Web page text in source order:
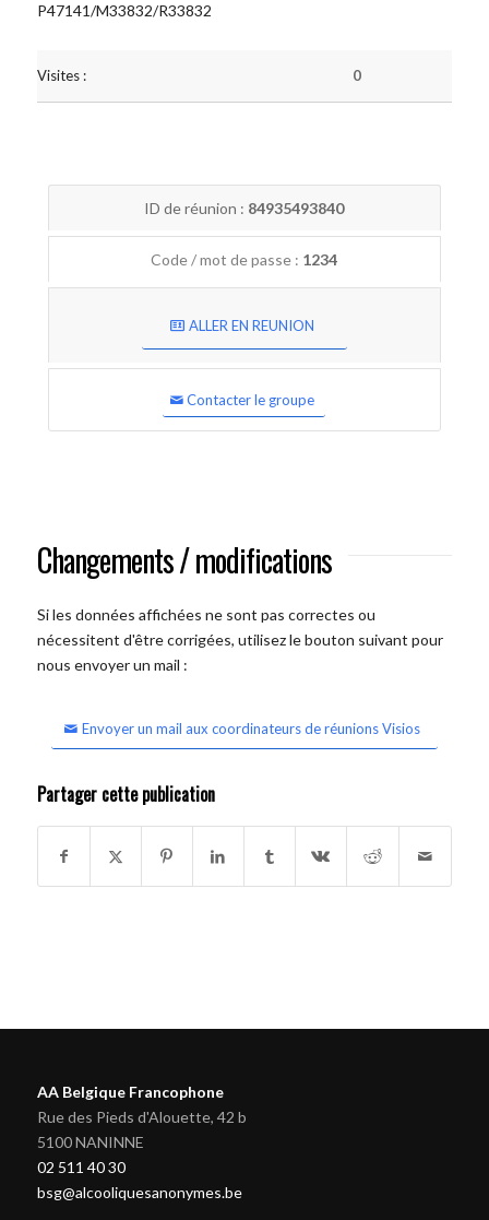
P47141/M33832/R33832
Visites : 0
ID de réunion : 84935493840
Code / mot de passe : 1234
ALLER EN REUNION
Contacter le groupe
Changements / modifications
Si les données affichées ne sont pas correctes ou
nécessitent d'être corrigées, utilisez le bouton suivant pour
nous envoyer un mail :
Envoyer un mail aux coordinateurs de réunions Visios
Partager cette publication
AA Belgique Francophone
Rue des Pieds d'Alouette, 42 b
5100 NANINNE
02 511 40 30
bsg@alcooliquesanonymes.be